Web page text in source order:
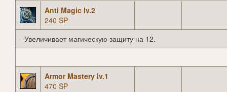
Anti Magic lv.2
240 SP
- Увеличивает магическую защиту на 12.
Armor Mastery lv.1
470 SP